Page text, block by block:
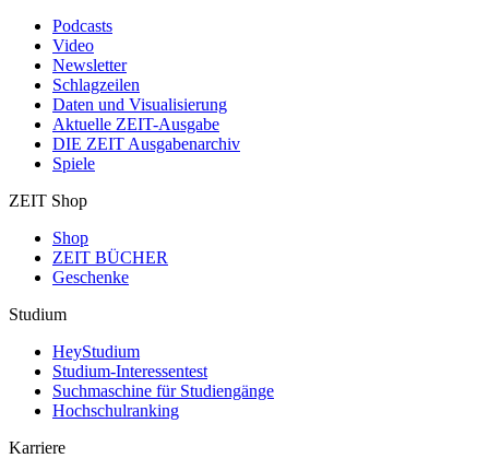
Podcasts
Video
Newsletter
Schlagzeilen
Daten und Visualisierung
Aktuelle ZEIT-Ausgabe
DIE ZEIT Ausgabenarchiv
Spiele
ZEIT Shop
Shop
ZEIT BÜCHER
Geschenke
Studium
HeyStudium
Studium-Interessentest
Suchmaschine für Studiengänge
Hochschulranking
Karriere